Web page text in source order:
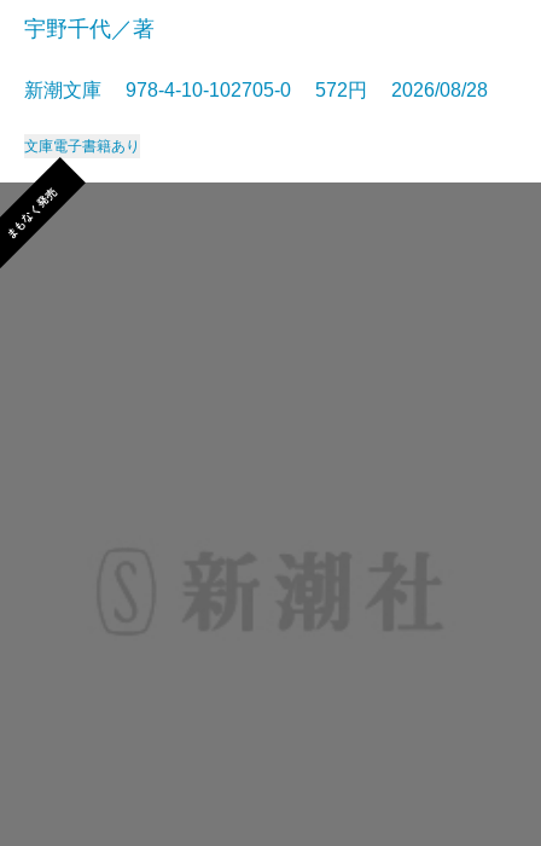
宇野千代／著
新潮文庫 978-4-10-102705-0 572円 2026/08/28
文庫電子書籍あり
まもなく発売